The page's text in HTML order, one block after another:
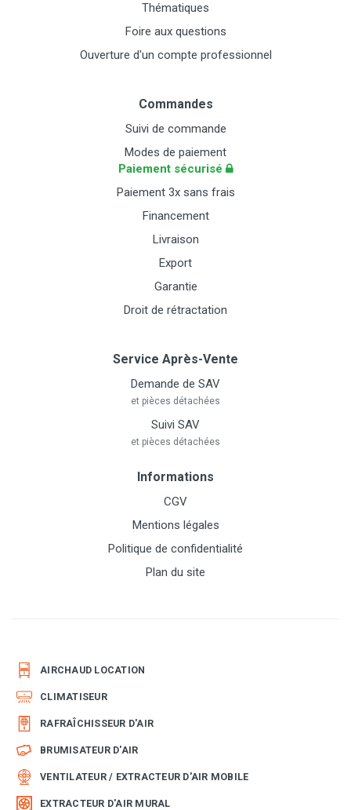
Thématiques
Foire aux questions
Ouverture d'un compte professionnel
Commandes
Suivi de commande
Modes de paiement
Paiement sécurisé
Paiement 3x sans frais
Financement
Livraison
Export
Garantie
Droit de rétractation
Service Après-Vente
Demande de SAV
et pièces détachées
Suivi SAV
et pièces détachées
Informations
CGV
Mentions légales
Politique de confidentialité
Plan du site
AIRCHAUD LOCATION
CLIMATISEUR
RAFRAÎCHISSEUR D'AIR
BRUMISATEUR D'AIR
VENTILATEUR / EXTRACTEUR D'AIR MOBILE
EXTRACTEUR D'AIR MURAL